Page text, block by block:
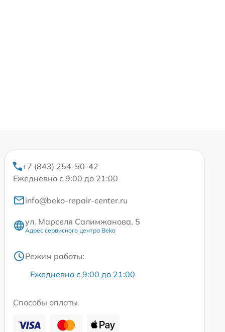
+7 (843) 254-50-42
Ежедневно с 9:00 до 21:00
info@beko-repair-center.ru
ул. Марселя Салимжанова, 5
Адрес сервисного центра Beko
Режим работы:
Ежедневно с 9:00 до 21:00
Способы оплаты